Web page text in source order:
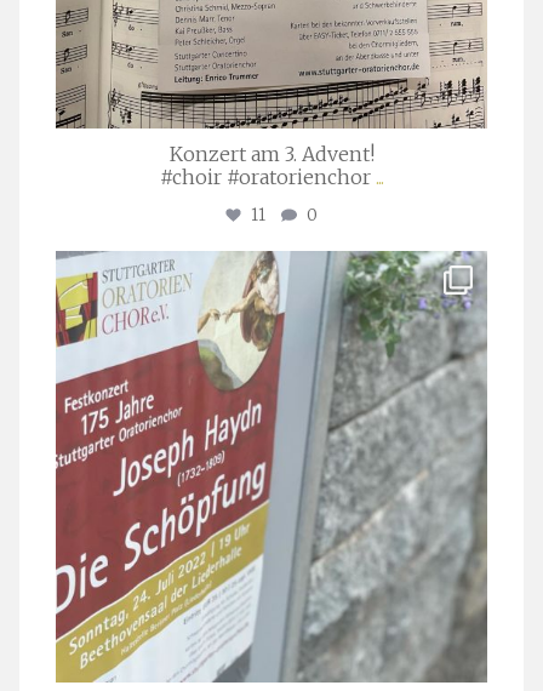
Konzert am 3. Advent!
#choir #oratorienchor ...
11 0
stuttgarter_oratorienchor
Juli 23